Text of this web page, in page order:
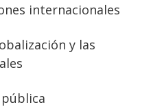
internacionales
y las